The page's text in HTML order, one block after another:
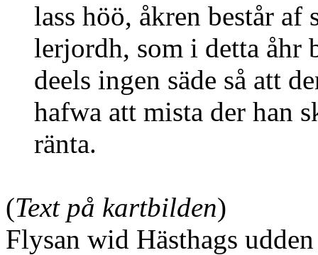
lass höö, åkren består af
lerjordh, som i detta åhr
deels ingen säde så att
hafwa att mista der han
ränta.
(Text på kartbilden)
Flysan wid Hästhags udden